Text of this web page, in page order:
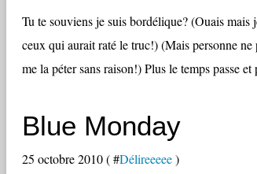
Tu te souviens je suis bordélique? (Ouais
ceux qui aurait raté le truc!) (Mais personne
me la péter sans raison!) Plus le temps passe et
Blue Monday
25 octobre 2010 ( #Délireeeee)